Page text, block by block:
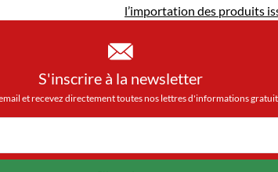
l’importation des produits
S'inscrire à la newsletter
et recevez directement toutes nos lettres d'informations